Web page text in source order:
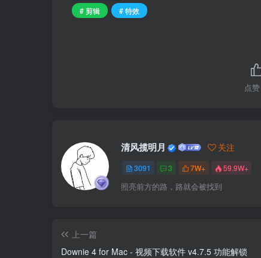
# 剪辑
# 特效
点赞
清风揽明月 关注
3091 3 7W+ 59.9W+
照亮前方的路，路就会被找到
上一篇
Downie 4 for Mac - 视频下载软件 v4.7.5 功能解锁